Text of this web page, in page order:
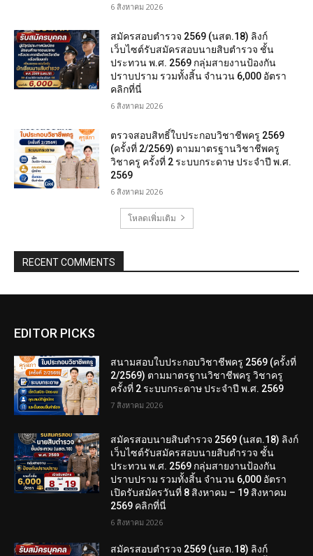
6 สิงหาคม 2026
สมัครสอบตํารวจ 2569 (นสต.18) ลิงก์
เว็บไซต์รับสมัครสอบนายสิบตำรวจ ชั้น
ประทวน พ.ศ. 2569 กลุ่มสายงานป้องกัน
ปราบปราม รวมทั้งสิ้น จำนวน 6,000 อัตรา
คลิกที่นี่
6 สิงหาคม 2026
ตรวจสอบสิทธิ์ใบประกอบวิชาชีพครู 2569
(ครั้งที่ 2/2569) ตามมาตรฐานวิชาชีพครู
วิชาครู ครั้งที่ 2 ระบบกระดาษ ประจำปี พ.ศ.
2569
6 สิงหาคม 2026
โหลดเพิ่มเติม
RECENT COMMENTS
EDITOR PICKS
สนามสอบใบประกอบวิชาชีพครู 2569 (ครั้งที่
2/2569) ตามมาตรฐานวิชาชีพครู วิชาครู
ครั้งที่ 2 ระบบกระดาษ ประจำปี พ.ศ. 2569
7 สิงหาคม 2026
สมัครสอบนายสิบตำรวจ 2569 (นสต.18) ลิงก์
เว็บไซต์รับสมัครสอบนายสิบตำรวจ ชั้น
ประทวน พ.ศ. 2569 กลุ่มสายงานป้องกัน
ปราบปราม รวมทั้งสิ้น จำนวน 6,000 อัตรา
เปิดรับสมัครวันที่ 8 สิงหาคม – 19 สิงหาคม
2569 คลิกที่นี่
6 สิงหาคม 2026
สมัครสอบตํารวจ 2569 (นสต.18) ลิงก์